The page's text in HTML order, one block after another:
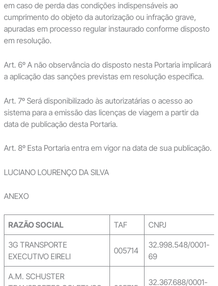
em caso de perda das condições indispensáveis ao
cumprimento do objeto da autorização ou infração grave,
apuradas em processo regular instaurado conforme disposto
em resolução.
Art. 6º A não observância do disposto nesta Portaria implicará
a aplicação das sanções previstas em resolução específica.
Art. 7º Será disponibilizado às autorizatárias o acesso ao
sistema para a emissão das licenças de viagem a partir da
data de publicação desta Portaria.
Art. 8º Esta Portaria entra em vigor na data de sua publicação.
LUCIANO LOURENÇO DA SILVA
ANEXO
RAZÃO SOCIAL TAF CNPJ
3G TRANSPORTE
EXECUTIVO EIRELI
005714
32.998.548/0001-
69
A.M. SCHUSTER
32.367.688/0001-